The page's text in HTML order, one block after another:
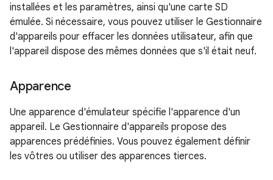
installées et les paramètres, ainsi qu'une carte SD
émulée. Si nécessaire, vous pouvez utiliser le Gestionnaire
d'appareils pour effacer les données utilisateur, afin que
l'appareil dispose des mêmes données que s'il était neuf.
Apparence
Une apparence d'émulateur spécifie l'apparence d'un
appareil. Le Gestionnaire d'appareils propose des
apparences prédéfinies. Vous pouvez également définir
les vôtres ou utiliser des apparences tierces.